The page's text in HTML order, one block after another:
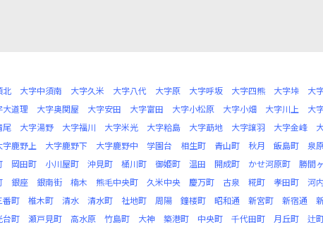
北 大字中須南 大字久米 大字八代 大字原 大字呼坂 大字四熊 大字垰 大
大道理 大字奥関屋 大字安田 大字富田 大字小松原 大字小畑 大字川上 大
尾 大字湯野 大字福川 大字米光 大字粭島 大字莇地 大字譲羽 大字金峰
字鹿野上 大字鹿野下 大字鹿野中 学園台 相生町 青山町 秋月 飯島町 泉
岡田町 小川屋町 沖見町 桶川町 御姫町 温田 開成町 かせ河原町 勝間
銀座 銀南街 楠木 熊毛中央町 久米中央 慶万町 古泉 糀町 孝田町 河
番町 椎木町 清水 清水町 社地町 周陽 鐘楼町 昭和通 新宮町 新宿通
台町 瀬戸見町 高水原 竹島町 大神 築港町 中央町 千代田町 月丘町 辻